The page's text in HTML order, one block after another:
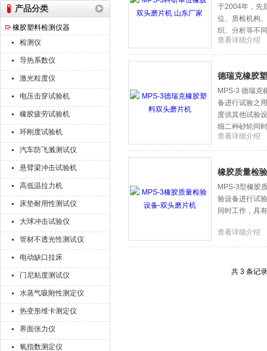
产品分类
橡胶塑料检测仪器
检测仪
导热系数仪
激光粒度仪
电压击穿试验机
橡胶疲劳试验机
环刚度试验机
汽车防飞溅测试仪
悬臂梁冲击试验机
高低温拉力机
床垫耐用性测试仪
大球冲击试验仪
管材不透光性测试仪
电动缺口拉床
门尼粘度测试仪
水蒸气吸附性测定仪
热变形维卡测定仪
界面张力仪
氧指数测定仪
于2004年，先
位、质检机构
织、分析等不
查看详细介绍
德瑞克橡胶
MPS-3 德瑞克
备进行试验之
度供其他试验
细二种砂轮同
查看详细介绍
橡胶质量检
MPS-3型橡胶
验设备进行试
同时工作，具
查看详细介绍
共 3 条记